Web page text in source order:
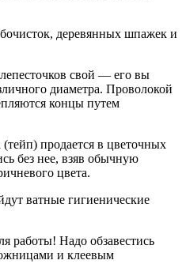
деревянных шпажек и
свой — его вы
диаметра. Проволокой
концы путем
продается в цветочных
без нее, взяв обычную
цвета.
ватные гигиенические
работы! Надо обзавестись
и клеевым